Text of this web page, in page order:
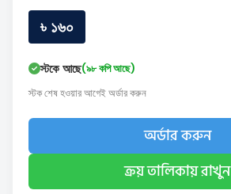
৳ ১৬০
স্টকে আছে(৯৮ কপি আছে)
স্টক শেষ হওয়ার আগেই অর্ডার করুন
অর্ডার করুন
ক্রয় তালিকায় রাখুন